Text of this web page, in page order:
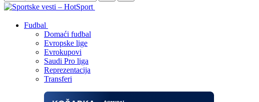
Fudbal
Domaći fudbal
Evropske lige
Evrokupovi
Saudi Pro liga
Reprezentacija
Transferi